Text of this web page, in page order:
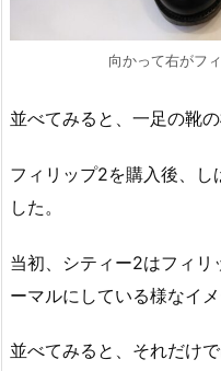
向かって右がフ
並べてみると、一足の靴の
フィリップ2を購入後、し
した。
当初、シティー2はフィ
ーマルにしている様なイメ
並べてみると、それだけ